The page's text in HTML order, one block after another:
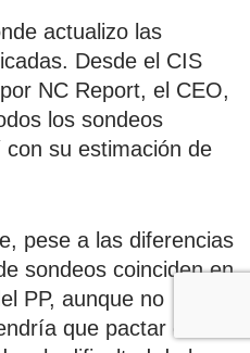
actualizo las
Desde el CIS
NC Report, el CEO,
los sondeos
su estimación de
pese a las diferencias
sondeos coinciden en
PP, aunque no
que pactar con